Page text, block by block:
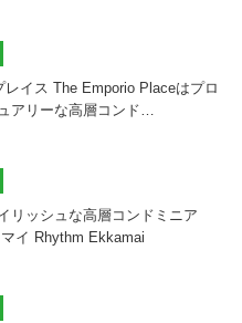
イス The Emporio Placeはプロ
アリーな高層コンド…
リッシュな高層コンドミニア
イ Rhythm Ekkamai